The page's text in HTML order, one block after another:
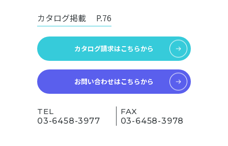
カタログ掲載 P.76
カタログ請求はこちらから
お問い合わせはこちらから
TEL
03-6458-3977
FAX
03-6458-3978